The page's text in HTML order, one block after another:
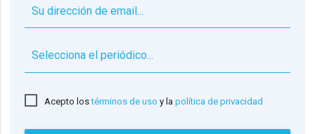
Acepto lostérminos de uso y lapolítica de privacidad